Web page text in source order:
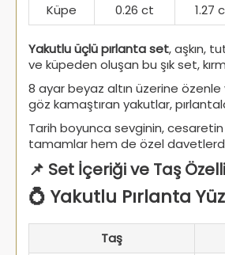
Küpe
0.26 ct 1.27
Yakutlu üçlü pırlanta set, aşkın,
ve küpeden oluşan bu şık set,
8 ayar beyaz altın üzerine özenle
göz kamaştıran yakutlar,
Tarih boyunca sevginin, cesaretin
tamamlar hem de özel
📌 Set İçeriği ve Taş
💍 Yakutlu Pırlanta
Taş